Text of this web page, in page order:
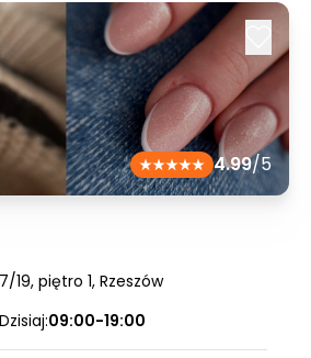
4.99/5
19, piętro 1, Rzeszów
Dzisiaj:09:00-19:00